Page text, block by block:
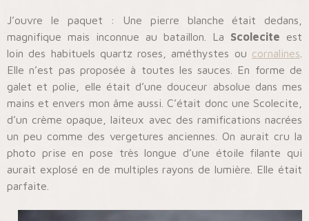
J’ouvre le paquet : Une pierre blanche était dedans,
magnifique mais inconnue au bataillon. La Scolecite est
loin des habituels quartz roses, améthystes ou cornalines
Elle n’est pas proposée à toutes les sauces. En forme de
galet et polie, elle était d’une douceur absolue dans mes
mains et envers mon âme aussi. C’était donc une Scolecite,
d’un crème opaque, laiteux avec des ramifications nacrées
un peu comme des vergetures anciennes. On aurait cru la
photo prise en pose très longue d’une étoile filante qui
aurait explosé en de multiples rayons de lumière. Elle était
parfaite.